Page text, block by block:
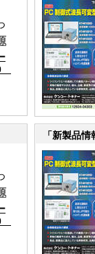
「新製品